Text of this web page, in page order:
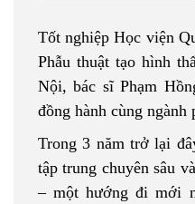
Tốt nghiệp Học viện
Phẫu thuật tạo hình
Nội, bác sĩ Phạm
đồng hành cùng ngành
Trong 3 năm trở lại
tập trung chuyên sâu
– một hướng đi mới